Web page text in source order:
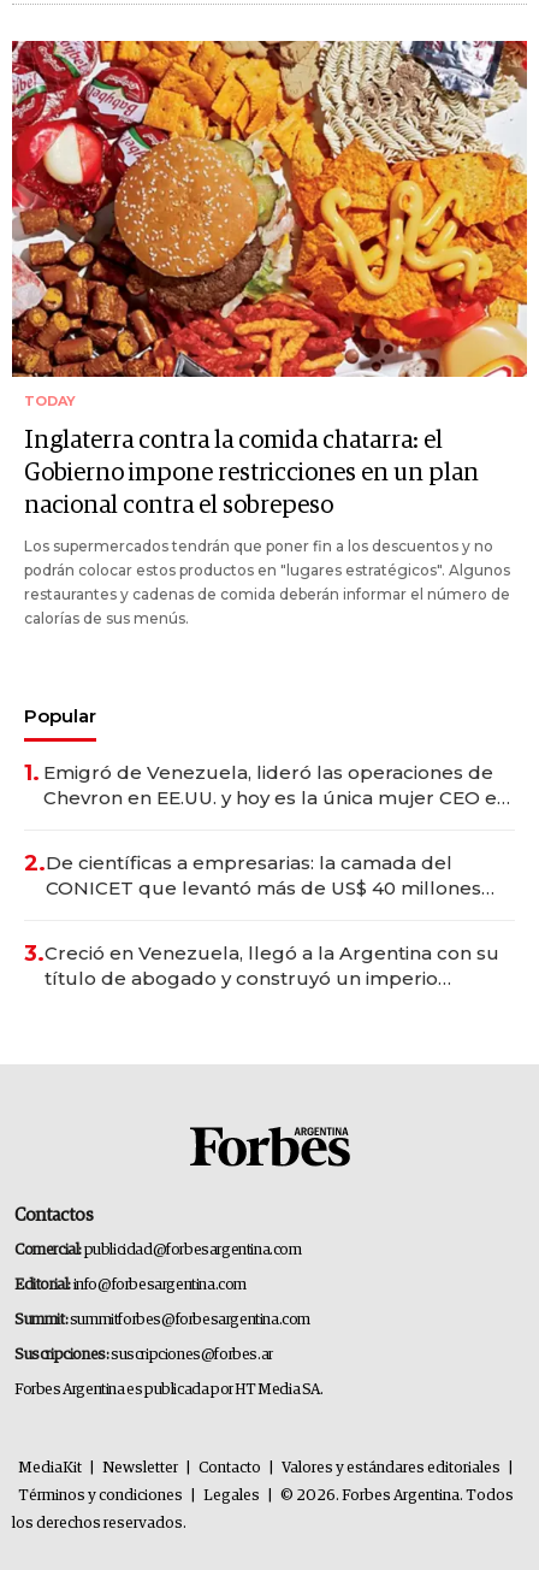
TODAY
Inglaterra contra la comida chatarra: el
Gobierno impone restricciones en un plan
nacional contra el sobrepeso
Los supermercados tendrán que poner fin a los descuentos y no
podrán colocar estos productos en "lugares estratégicos". Algunos
restaurantes y cadenas de comida deberán informar el número de
calorías de sus menús.
Popular
1. Emigró de Venezuela, lideró las operaciones de
Chevron en EE.UU. y hoy es la única mujer CEO en
2.De científicas a empresarias: la camada del
CONICET que levantó más de US$ 40 millones
3.Creció en Venezuela, llegó a la Argentina con su
título de abogado y construyó un imperio
Contactos
Comercial:publicidad@forbesargentina.com
Editorial:info@forbesargentina.com
Summit:summitforbes@forbesargentina.com
Suscripciones:suscripciones@forbes.ar
Forbes Argentina es publicada por HT Media SA.
MediaKit Newsletter Contacto Valores y estándares editoriales
Términos y condiciones
Legales
© 2026. Forbes Argentina. Todos
los derechos reservados.